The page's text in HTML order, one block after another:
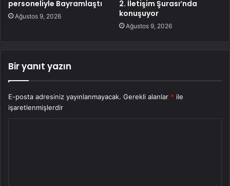
personeliyle Bayramlaştı
Ağustos 9, 2026
2. İletişim Şurası’nda
konuşuyor
Ağustos 9, 2026
Bir yanıt yazın
E-posta adresiniz yayınlanmayacak. Gerekli alanlar * ile
işaretlenmişlerdir